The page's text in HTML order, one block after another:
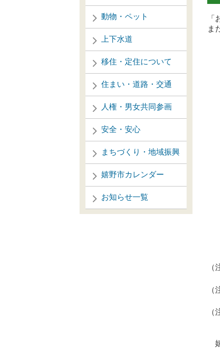
動物・ペット
上下水道
移住・定住について
住まい・道路・交通
人権・男女共同参画
安全・安心
まちづくり・地域振興
嬉野市カレンダー
お知らせ一覧
ま